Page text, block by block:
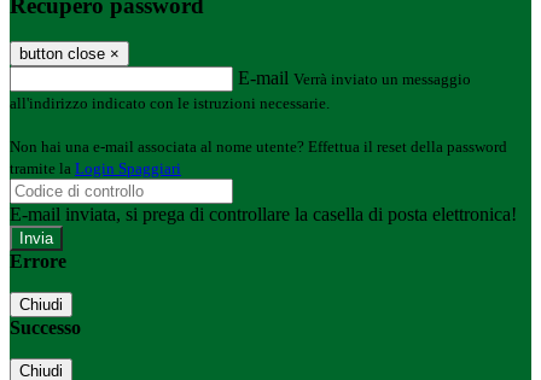
button close ×
E-mail Verrà inviato un messaggio
all'indirizzo indicato con le istruzioni necessarie.
Non hai una e-mail associata al nome utente? Effettua il reset della password
tramite la Login Spaggiari
E-mail inviata, si prega di controllare la casella di posta elettronica!
Errore
Chiudi
Successo
Chiudi